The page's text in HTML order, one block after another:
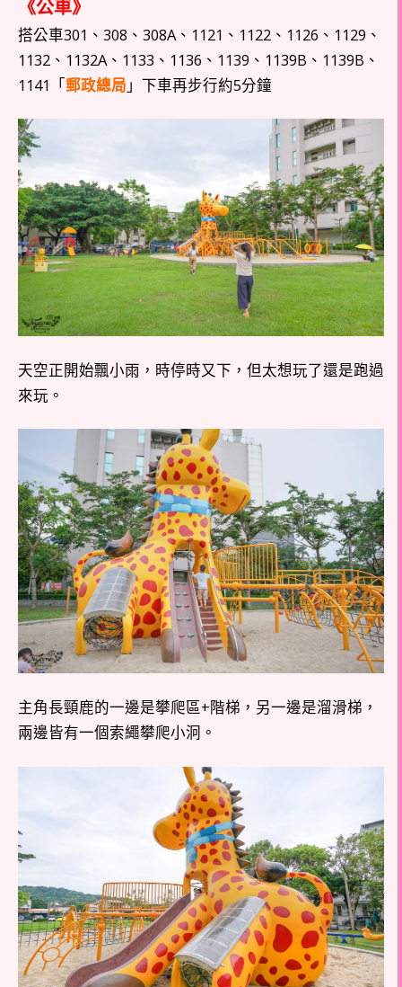
《公車》
搭公車301、308、308A、1121、1122、1126、1129、
1132、1132A、1133、1136、1139、1139B、1139B、
1141「郵政總局 」下車再步行約5分鐘
天空正開始飄小雨，時停時又下，但太想玩了還是跑過
來玩。
主角長頸鹿的一邊是攀爬區+階梯，另一邊是溜滑梯，
兩邊皆有一個索繩攀爬小泂。